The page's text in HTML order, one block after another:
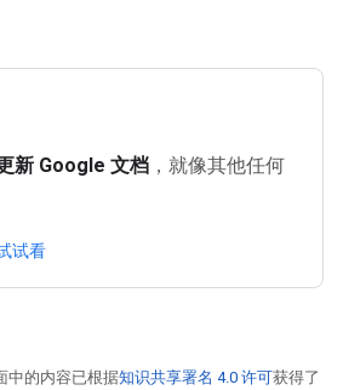
新 Google 文档 ，就像其他任何
试看
中的内容已根据知识共享署名 4.0 许可获得了